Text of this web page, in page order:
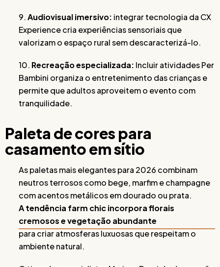
9.Audiovisual imersivo: integrar tecnologia da CX
Experience cria experiências sensoriais que
valorizam o espaço rural sem descaracterizá-lo.
10. Recreação especializada: Incluir atividades Per
Bambini organiza o entretenimento das crianças e
permite que adultos aproveitem o evento com
tranquilidade.
Paleta de cores para
casamento em sítio
As paletas mais elegantes para 2026 combinam
neutros terrosos como bege, marfim e champagne
com acentos metálicos em dourado ou prata.
A tendência farm chic incorpora florais
cremosos e vegetação abundante
para criar atmosferas luxuosas que respeitam o
ambiente natural.